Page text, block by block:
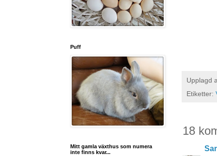
Upplagd
Etiketter:
18
Puff
Mitt gamla växthus som numera
inte finns kvar...